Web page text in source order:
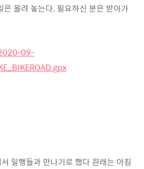
올려 놓는다. 필요하신 분은 받아가
09-
일행들과 만나기로 했다 원래는 아침